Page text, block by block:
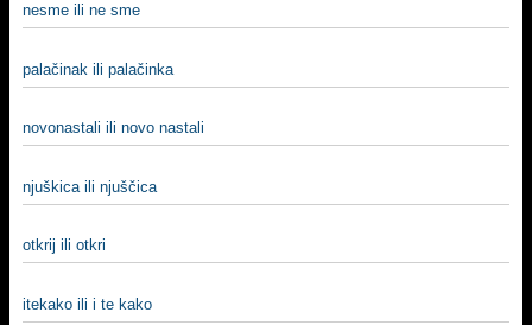
nesme ili ne sme
palačinak ili palačinka
novonastali ili novo nastali
njuškica ili njuščica
otkrij ili otkri
itekako ili i te kako